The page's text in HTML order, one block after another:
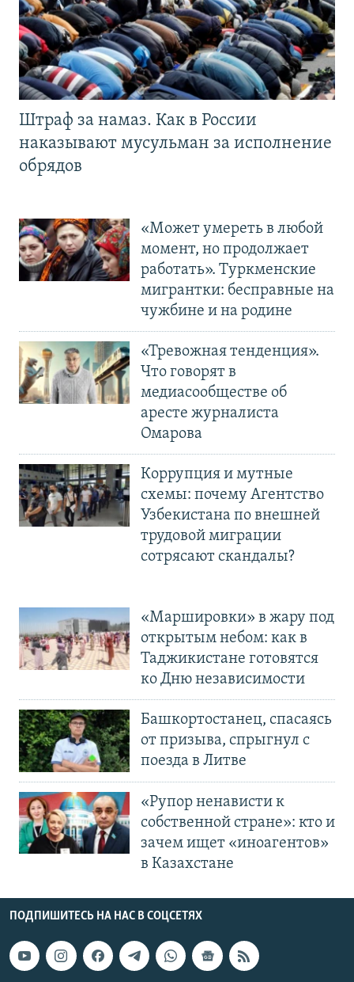
Штраф за намаз. Как в России
наказывают мусульман за исполнение
обрядов
«Может умереть в любой
момент, но продолжает
работать». Туркменские
мигрантки: бесправные на
чужбине и на родине
«Тревожная тенденция».
Что говорят в
медиасообществе об
аресте журналиста
Омарова
Коррупция и мутные
схемы: почему Агентство
Узбекистана по внешней
трудовой миграции
сотрясают скандалы?
«Маршировки» в жару под
открытым небом: как в
Таджикистане готовятся
ко Дню независимости
Башкортостанец, спасаясь
от призыва, спрыгнул с
поезда в Литве
«Рупор ненависти к
собственной стране»: кто и
зачем ищет «иноагентов»
в Казахстане
ПОДПИШИТЕСЬ НА НАС В СОЦСЕТЯХ